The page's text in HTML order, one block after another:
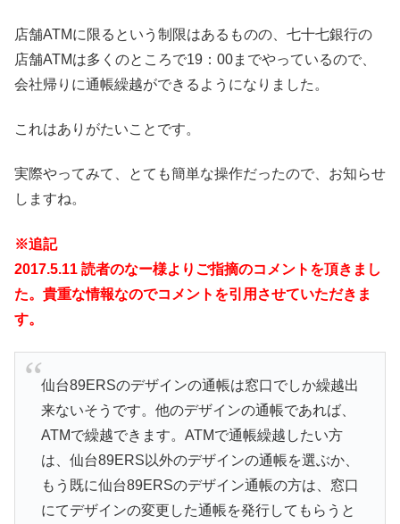
店舗ATMに限るという制限はあるものの、七十七銀行の
店舗ATMは多くのところで19：00までやっているので、
会社帰りに通帳繰越ができるようになりました。
これはありがたいことです。
実際やってみて、とても簡単な操作だったので、お知らせ
しますね。
※追記
2017.5.11 読者のなー様よりご指摘のコメントを頂きまし
た。貴重な情報なのでコメントを引用させていただきま
す。
仙台89ERSのデザインの通帳は窓口でしか繰越出
来ないそうです。他のデザインの通帳であれば、
ATMで繰越できます。ATMで通帳繰越したい方
は、仙台89ERS以外のデザインの通帳を選ぶか、
もう既に仙台89ERSのデザイン通帳の方は、窓口
にてデザインの変更した通帳を発行してもらうと